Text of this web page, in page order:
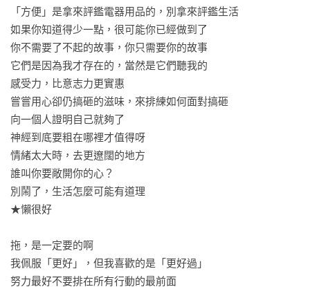
「方便」是拿來評鑑電器用品的，別拿來評鑑生活
如果你知道得少一點，很可能你已經做到了
你不需要了不起的故事，你只需要你的故事
它們是因為我才存在的，當然是它們聽我的
感受力，比意志力更實惠
嘗嘗用心卻仍搞砸的滋味，來排練如何面對搞砸
向一個人證明自己就夠了
神經到底要粗在哪裡才值得呀
情緒太大時，去更遼闊的地方
誰叫你要敞開你的心？
別鬧了，生活怎麼可能有道理
★懶很好
拖，是一定要的啊
我佩服「更好」，但我喜歡的是「更好過」
努力最好不要排在所有行動的最前面